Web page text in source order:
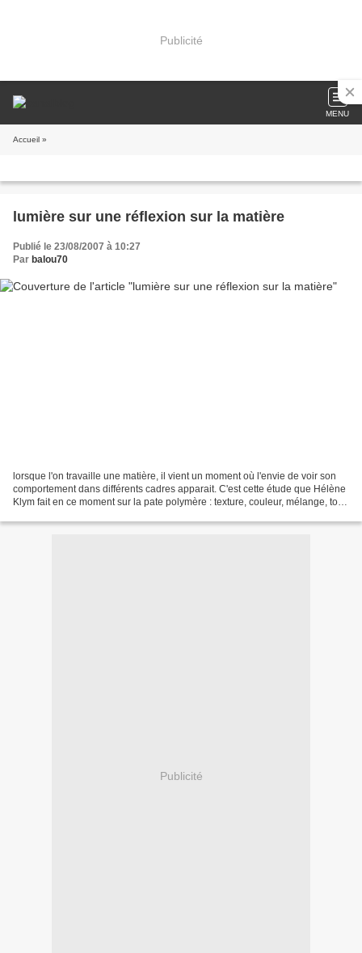
Publicité
MENU
Accueil »
lumière sur une réflexion sur la matière
Publié le 23/08/2007 à 10:27
Par balou70
lorsque l'on travaille une matière, il vient un moment où l'envie de voir son
comportement dans différents cadres apparait. C'est cette étude que Hélène
Klym fait en ce moment sur la pate polymère : texture, couleur, mélange, tout
Publicité